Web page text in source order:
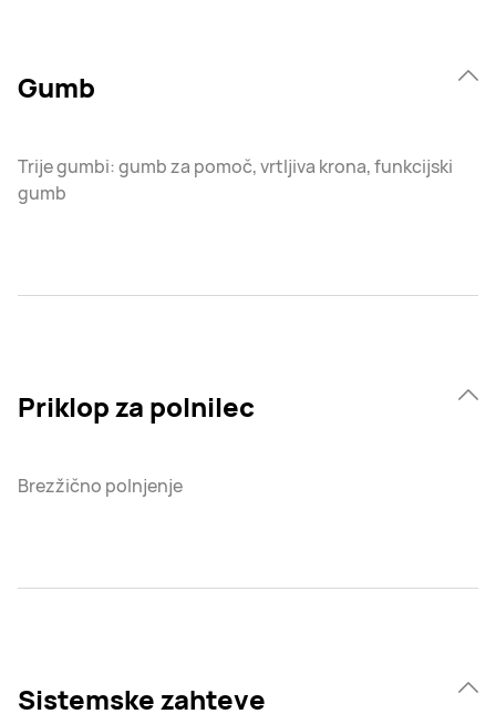
Gumb
Trije gumbi: gumb za pomoč, vrtljiva krona, funkcijski
gumb
Priklop za polnilec
Brezžično polnjenje
Sistemske zahteve